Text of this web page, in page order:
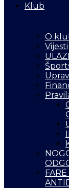
Klub
O
Vijesti